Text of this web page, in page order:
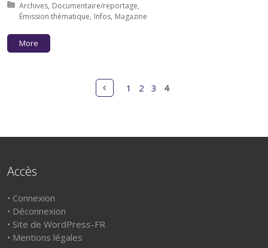
Posted in:
Archives Documentaire/reportage
Émission thématique Infos Magazine
More
Pages Prev1 2 3 4
Accès
• Connexion
• Déconnexion
• Site de WordPress-FR
• Mentions légales